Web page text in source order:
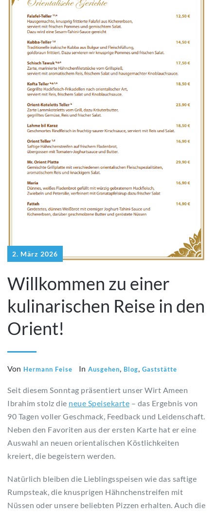
2. März 2026
Willkommen zu einer
kulinarischen Reise in den
Orient!
Von Hermann Feise In Ausgehen, Blog, Gaststätte
Seit diesem Sonntag präsentiert unser Wirt Ameen
Ibrahim stolz die neue Speisekarte – das Ergebnis von
90 Tagen voller Geschmack, Feedback und Leidenschaft.
Neben den Favoriten aus der ersten Karte hat er eine
Auswahl an neuen orientalischen Köstlichkeiten
kreiert, die begeistern werden.
Natürlich bleiben die Lieblingsspeisen wie das saftige
Rumpsteak, die knusprigen Hähnchenstreifen mit
Nüssen oder unsere beliebten Pizzen erhalten. Auch die